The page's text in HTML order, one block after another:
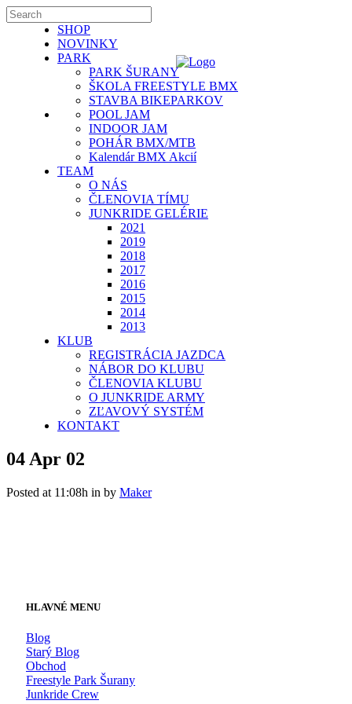
SHOP
NOVINKY
PARK
PARK ŠURANY
ŠKOLA FREESTYLE BMX
STAVBA BIKEPARKOV
POOL JAM
INDOOR JAM
POHÁR BMX/MTB
Kalendár BMX Akcií
TEAM
O NÁS
ČLENOVIA TÍMU
JUNKRIDE GELÉRIE
2021
2019
2018
2017
2016
2015
2014
2013
KLUB
REGISTRÁCIA JAZDCA
NÁBOR DO KLUBU
ČLENOVIA KLUBU
O JUNKRIDE ARMY
ZĽAVOVÝ SYSTÉM
KONTAKT
04 Apr 02
Posted at 11:08h in by Maker
HLAVNÉ MENU
Blog
Starý Blog
Obchod
Freestyle Park Šurany
Junkride Crew